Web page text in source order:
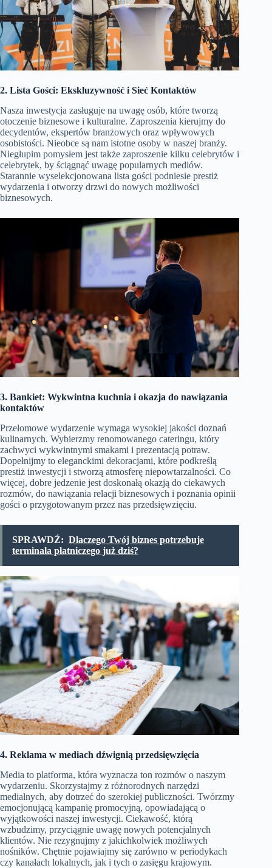
2. Lista Gości: Ekskluzywność i Sieć Kontaktów
Nasza inwestycja zasługuje na uwagę osób, które tworzą
otoczenie biznesowe i kulturalne. Zaproszenia kierujmy do
decydentów, ekspertów branżowych oraz wpływowych
osobistości. Nieobce są nam istotne osoby w naszej branży.
Niegłupim pomysłem jest także zaproszenie kilku celebrytów i
celebrytek, by ściągnąć uwagę popularnych mediów.
Starannie wyselekcjonowana lista gości podniesie prestiż
wydarzenia i otworzy drzwi do nowych możliwości
biznesowych.
3. Bankiet: Wykwintna kuchnia i okazja do nawiązania
kontaktów
Przełomowe wydarzenie wymaga wysokiej jakości doznań
kulinarnych. Wybierzmy renomowanego cateringu, który
zachwyci wykwintnymi smakami i prezentacją potraw.
Dopełnijmy to eleganckimi dekoracjami, które podkreślą
prestiż inwestycji i stworzą atmosferę niepowtarzalności. Co
więcej, dobre jedzenie jest doskonałą okazją do ciekawych
rozmów, do nawiązania relacji biznesowych i poznania opinii
gości o przygotowanym przez nas przedsięwzięciu.
SPRAWDŹ: Dlaczego Twój biznes potrzebuje
terminala płatniczego już dziś?
4. Reklama w mediach dźwignią przedsięwzięcia
Media to platforma, która wyznacza ton rozmów o naszym
wydarzeniu. Skorzystajmy z różnorodnych narzędzi
medialnych, aby dotrzeć do szerokiej publiczności. Twórzmy
emocjonującą kampanię promocyjną, opowiadającą o
wyjątkowości naszej inwestycji. Ciekawość, którą
wzbudzimy, przyciągnie uwagę nowych potencjalnych
klientów. Nie rezygnujmy z jakichkolwiek możliwych
nośników. Chętnie pojawiajmy się zarówno w periodykach
czy kanałach lokalnych, jak i tych o zasięgu krajowym.